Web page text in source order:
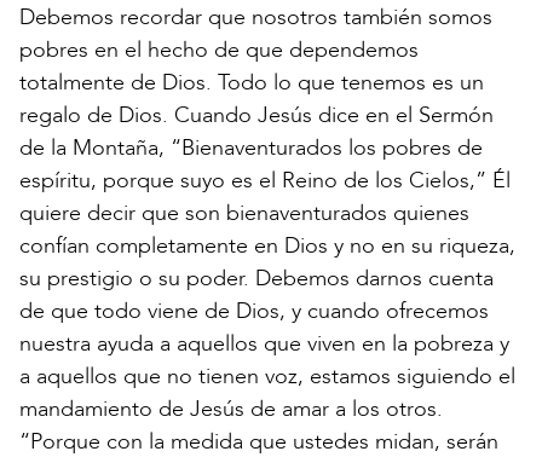
Debemos recordar que nosotros también somos
pobres en el hecho de que dependemos
totalmente de Dios. Todo lo que tenemos es un
regalo de Dios. Cuando Jesús dice en el Sermón
de la Montaña, “Bienaventurados los pobres de
espíritu, porque suyo es el Reino de los Cielos,” Él
quiere decir que son bienaventurados quienes
confían completamente en Dios y no en su riqueza,
su prestigio o su poder. Debemos darnos cuenta
de que todo viene de Dios, y cuando ofrecemos
nuestra ayuda a aquellos que viven en la pobreza y
a aquellos que no tienen voz, estamos siguiendo el
mandamiento de Jesús de amar a los otros.
“Porque con la medida que ustedes midan, serán